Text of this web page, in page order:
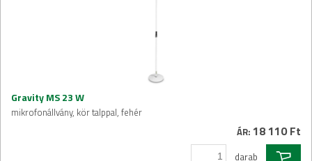
Gravity MS 23 W
mikrofonállvány, kör talppal, fehér
ÁR: 18 110 Ft
darab